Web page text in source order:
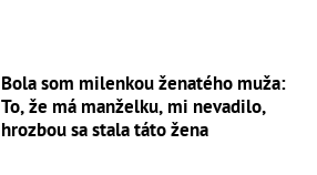
Bola som milenkou ženatého muža:
To, že má manželku, mi nevadilo,
hrozbou sa stala táto žena